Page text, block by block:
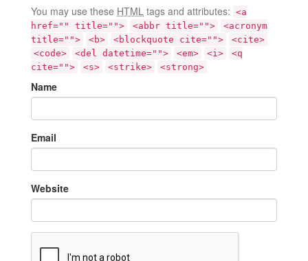
You may use these HTML tags and attributes: <a
href="" title="">
<abbr title="">
<acronym
title="">
<b> <blockquote cite="">
<cite>
<code>
<del datetime=""> <em> <i>
<q
cite="">
<s> <strike> <strong>
Name
Email
Website